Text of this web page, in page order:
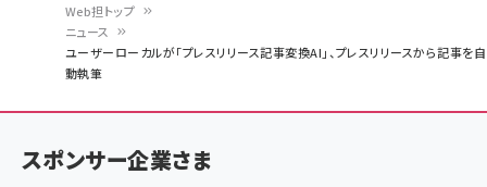
く
ず
Web担トップ
ニュース
ユーザーローカルが「プレスリリース記事変換AI」、プレスリリースから記事を自
動執筆
スポンサー企業さま